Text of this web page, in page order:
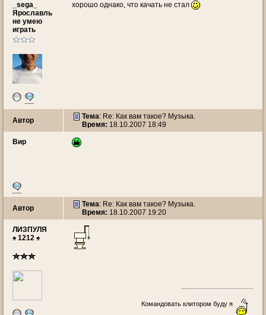
_sega_
Ярославль
не умею
играть
хорошо однако, что качать не стал
Автор Тема: Re: Как вам такое? Музыка.
Время: 18.10.2007 18:49
Вир
Автор Тема: Re: Как вам такое? Музыка.
Время: 18.10.2007 19:20
ЛИЗПУЛЯ
♠ 1212 ♠
Командовать клитором буду я